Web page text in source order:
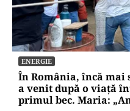
ENERGIE
În România, încă mai
a venit după o viață
primul bec. Maria: